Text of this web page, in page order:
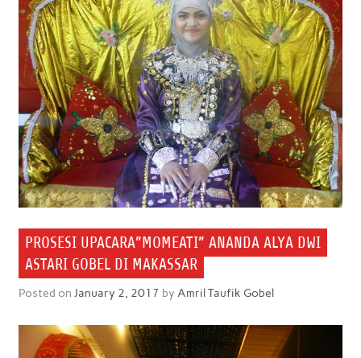
PROSESI UPACARA”MOMEATI” ANANDA ALYA DWI
ASTARI GOBEL DI MAKASSAR
Posted on January 2, 2017 by Amril Taufik Gobel